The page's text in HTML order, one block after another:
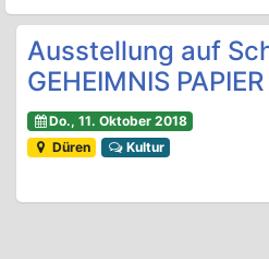
Ausstellung auf
GEHEIMNIS
Do., 11. Oktober 2018
Düren
Kultur